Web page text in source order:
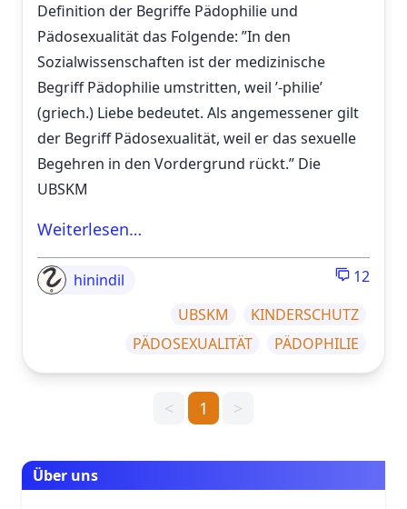
Definition der Begriffe Pädophilie und
Pädosexualität das Folgende: ”In den
Sozialwissenschaften ist der medizinische
Begriff Pädophilie umstritten, weil ’-philie’
(griech.) Liebe bedeutet. Als angemessener gilt
der Begriff Pädosexualität, weil er das sexuelle
Begehren in den Vordergrund rückt.” Die
UBSKM
Weiterlesen…
hinindil
12
UBSKM
KINDERSCHUTZ
PÄDOSEXUALITÄT
PÄDOPHILIE
< 1 >
Über uns